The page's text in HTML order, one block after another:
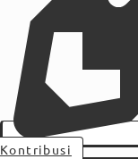
Kontribusi